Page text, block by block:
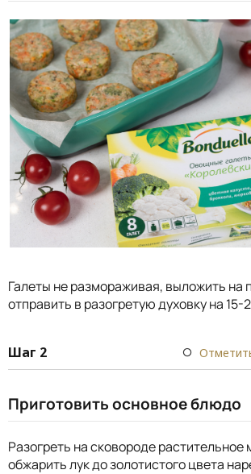
Галеты не размораживая, выложить на
отправить в разогретую духовку на 15-
Шаг 2
Приготовить основное блюдо
Разогреть на сковороде растительное
обжарить лук до золотистого цвета